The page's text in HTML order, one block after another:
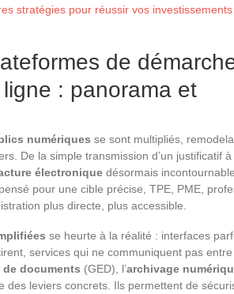
stratégies pour réussir vos
de
: panorama et
numériques se sont multipliés,
De la simple transmission d’un justificatif
électronique désormais
pour une cible précise, TPE, PME,
plus directe, plus accessible.
se heurte à la réalité : interfaces
services qui ne communiquent pas
documents (GED), l’archivage
des leviers concrets. Ils permettent de